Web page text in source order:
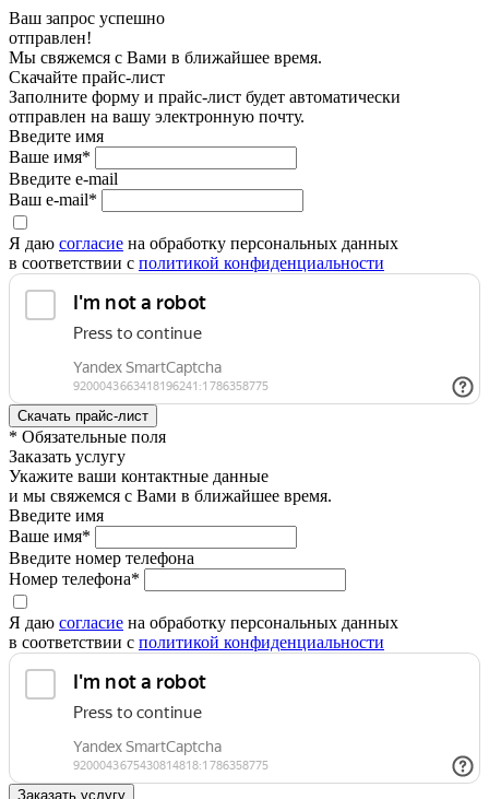
Ваш запрос успешно
отправлен!
Мы свяжемся с Вами в ближайшее время.
Скачайте прайс-лист
Заполните форму и прайс-лист будет автоматически
отправлен на вашу электронную почту.
Введите имя
Ваше имя*
Введите e-mail
Ваш e-mail*
Я даю согласие на обработку персональных данных
в соответствии с политикой конфиденциальности
* Обязательные поля
Заказать услугу
Укажите ваши контактные данные
и мы свяжемся с Вами в ближайшее время.
Введите имя
Ваше имя*
Введите номер телефона
Номер телефона*
Я даю согласие на обработку персональных данных
в соответствии с политикой конфиденциальности